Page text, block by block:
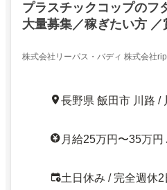
プラスチックコップのフ
大量募集／稼ぎたい方 ／
株式会社リーパス・バディ 株式会社
長野県 飯田市 川路 /
月給25万円〜35万円
土日休み / 完全週休2